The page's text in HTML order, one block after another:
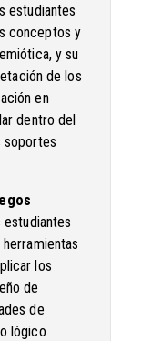
estudiantes
conceptos y
y su
de los
en
dentro del
soportes
los
de
de
lógico